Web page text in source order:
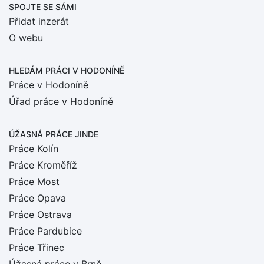
SPOJTE SE SÁMI
Přidat inzerát
O webu
HLEDÁM PRÁCI V HODONÍNĚ
Práce v Hodoníně
Úřad práce v Hodoníně
ÚŽASNÁ PRÁCE JINDE
Práce Kolín
Práce Kroměříž
Práce Most
Práce Opava
Práce Ostrava
Práce Pardubice
Práce Třinec